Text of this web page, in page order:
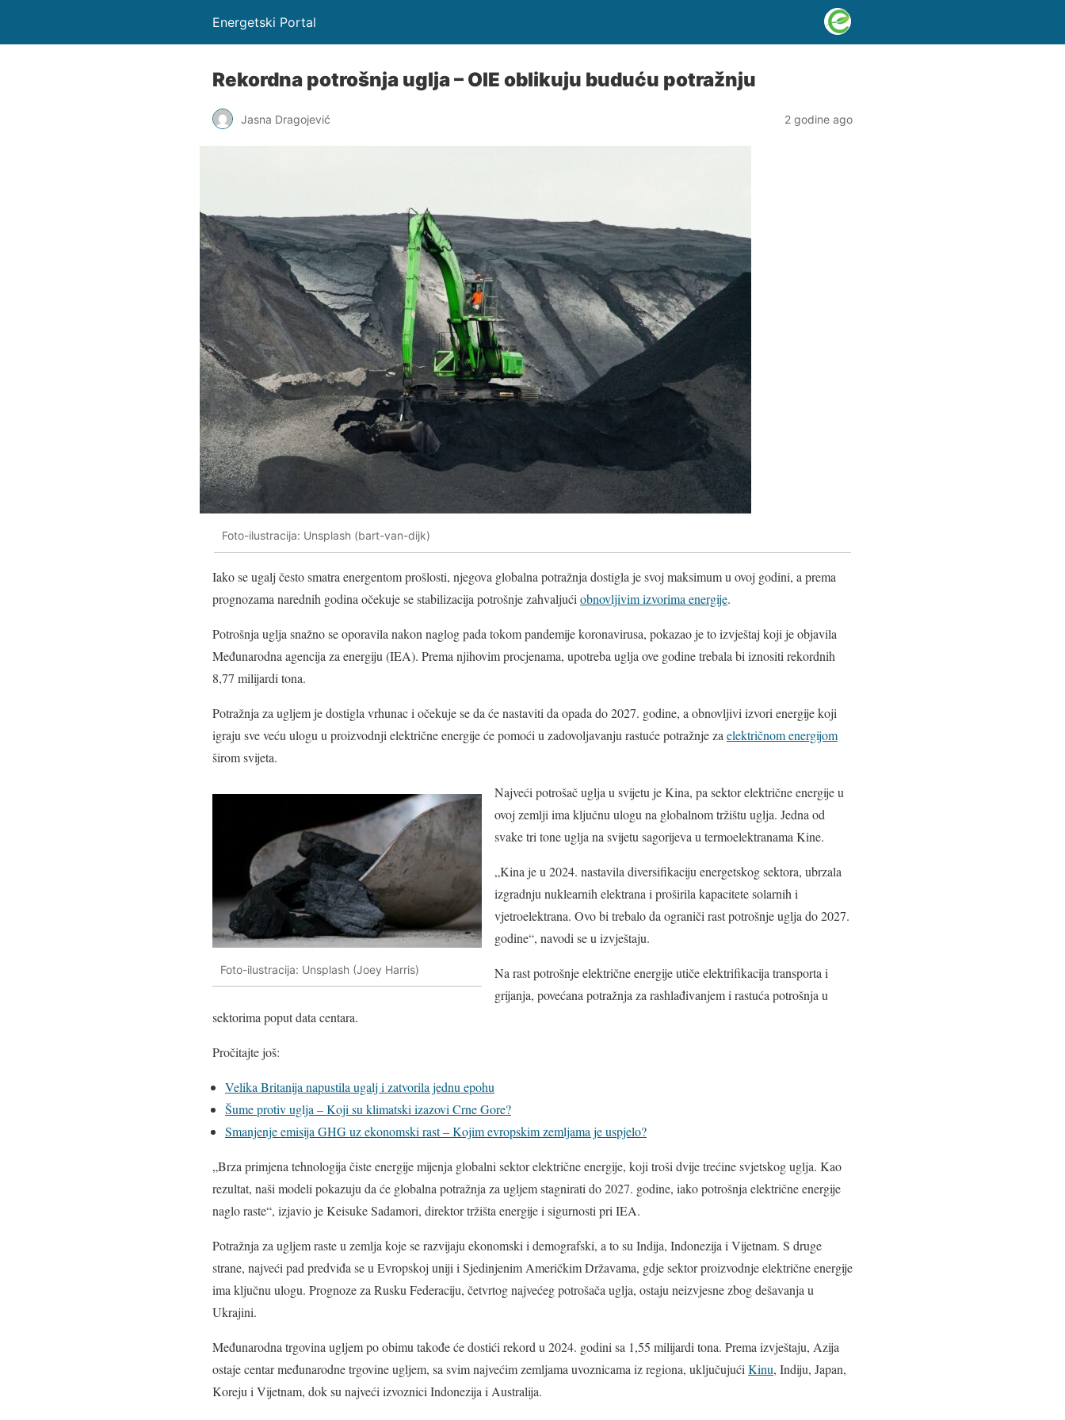
Energetski Portal
Rekordna potrošnja uglja – OIE oblikuju buduću potražnju
Jasna Dragojević 2 godine ago
Foto-ilustracija: Unsplash (bart-van-dijk)
Iako se ugalj često smatra energentom prošlosti, njegova globalna potražnja dostigla je svoj maksimum u ovoj godini, a prema
prognozama narednih godina očekuje se stabilizacija potrošnje zahvaljući obnovljivim izvorima energije.
Potrošnja uglja snažno se oporavila nakon naglog pada tokom pandemije koronavirusa, pokazao je to izvještaj koji je objavila
Međunarodna agencija za energiju (IEA). Prema njihovim procjenama, upotreba uglja ove godine trebala bi iznositi rekordnih
8,77 milijardi tona.
Potražnja za ugljem je dostigla vrhunac i očekuje se da će nastaviti da opada do 2027. godine, a obnovljivi izvori energije koji
igraju sve veću ulogu u proizvodnji električne energije će pomoći u zadovoljavanju rastuće potražnje za električnom energijom
širom svijeta.
Foto-ilustracija: Unsplash (Joey Harris)
Najveći potrošač uglja u svijetu je Kina, pa sektor električne energije u
ovoj zemlji ima ključnu ulogu na globalnom tržištu uglja. Jedna od
svake tri tone uglja na svijetu sagorijeva u termoelektranama Kine.
„Kina je u 2024. nastavila diversifikaciju energetskog sektora, ubrzala
izgradnju nuklearnih elektrana i proširila kapacitete solarnih i
vjetroelektrana. Ovo bi trebalo da ograniči rast potrošnje uglja do 2027.
godine“, navodi se u izvještaju.
Na rast potrošnje električne energije utiče elektrifikacija transporta i
grijanja, povećana potražnja za rashlađivanjem i rastuća potrošnja u
sektorima poput data centara.
Pročitajte još:
Velika Britanija napustila ugalj i zatvorila jednu epohu
Šume protiv uglja – Koji su klimatski izazovi Crne Gore?
Smanjenje emisija GHG uz ekonomski rast – Kojim evropskim zemljama je uspjelo?
„Brza primjena tehnologija čiste energije mijenja globalni sektor električne energije, koji troši dvije trećine svjetskog uglja. Kao
rezultat, naši modeli pokazuju da će globalna potražnja za ugljem stagnirati do 2027. godine, iako potrošnja električne energije
naglo raste“, izjavio je Keisuke Sadamori, direktor tržišta energije i sigurnosti pri IEA.
Potražnja za ugljem raste u zemlja koje se razvijaju ekonomski i demografski, a to su Indija, Indonezija i Vijetnam. S druge
strane, najveći pad predviđa se u Evropskoj uniji i Sjedinjenim Američkim Državama, gdje sektor proizvodnje električne energije
ima ključnu ulogu. Prognoze za Rusku Federaciju, četvrtog najvećeg potrošača uglja, ostaju neizvjesne zbog dešavanja u
Ukrajini.
Međunarodna trgovina ugljem po obimu takođe će dostići rekord u 2024. godini sa 1,55 milijardi tona. Prema izvještaju, Azija
ostaje centar međunarodne trgovine ugljem, sa svim najvećim zemljama uvoznicama iz regiona, uključujući Kinu, Indiju, Japan,
Koreju i Vijetnam, dok su najveći izvoznici Indonezija i Australija.